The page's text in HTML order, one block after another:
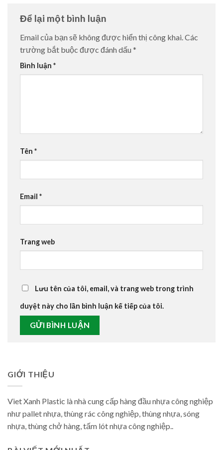
Để lại một bình luận
Email của bạn sẽ không được hiển thị công khai.Các
trường bắt buộc được đánh dấu *
Bình luận *
Tên *
Email *
Trang web
Lưu tên của tôi, email, và trang web trong trình
duyệt này cho lần bình luận kế tiếp của tôi.
GIỚI THIỆU
Viet Xanh Plastic là nhà cung cấp hàng đầu nhựa công nghiệp
như pallet nhựa, thùng rác công nghiệp, thùng nhựa, sóng
nhựa, thùng chở hàng, tấm lót nhựa công nghiệp..